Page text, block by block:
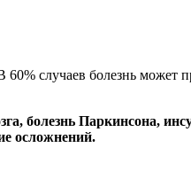
случаев болезнь может
болезнь Паркинсона,
осложнений.